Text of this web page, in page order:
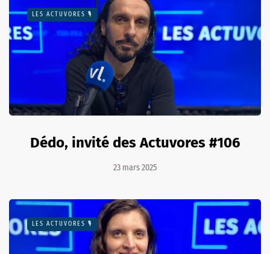
LES ACTUVORES 🎙
Dédo, invité des Actuvores #106
23 mars 2025
LES ACTUVORES 🎙